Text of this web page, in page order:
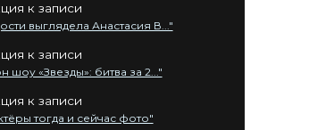
к записи
выглядела Анастасия В..."
к записи
шоу «Звезды»: битва за 2..."
к записи
тогда и сейчас фото"